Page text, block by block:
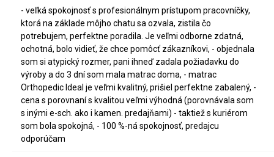
- veľká spokojnosť s profesionálnym prístupom pracovníčky,
ktorá na základe môjho chatu sa ozvala, zistila čo
potrebujem, perfektne poradila. Je veľmi odborne zdatná,
ochotná, bolo vidieť, že chce pomôcť zákazníkovi, - objednala
som si atypický rozmer, pani ihneď zadala požiadavku do
výroby a do 3 dní som mala matrac doma, - matrac
Orthopedic Ideal je veľmi kvalitný, prišiel perfektne zabalený, -
cena s porovnaní s kvalitou veľmi výhodná (porovnávala som
s inými e-sch. ako i kamen. predajňami) - taktiež s kuriérom
som bola spokojná, - 100 %-ná spokojnosť, predajcu
odporúčam